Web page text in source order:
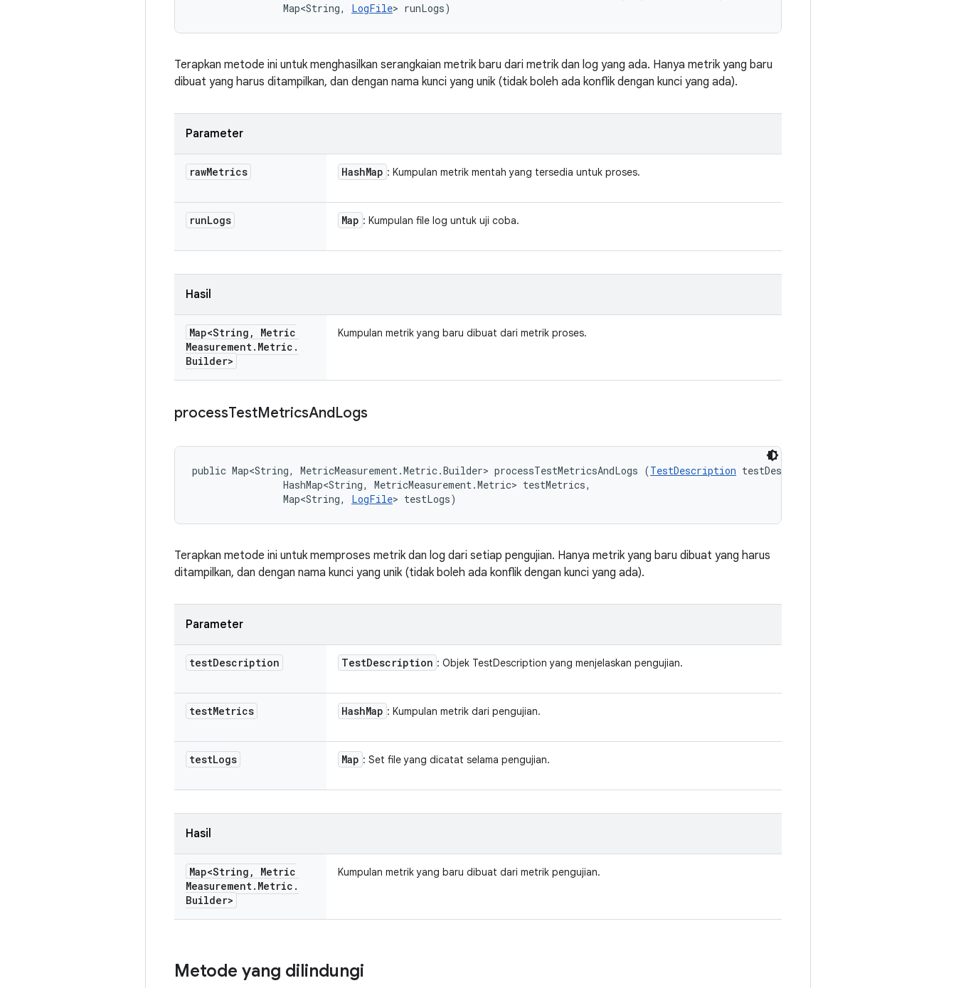
                Map<String,
LogFile> runLogs)
Terapkan metode ini untuk menghasilkan serangkaian metrik baru dari metrik dan log yang ada. Hanya metrik yang baru
dibuat yang harus ditampilkan, dan dengan nama kunci yang unik (tidak boleh ada konflik dengan kunci yang ada).
Parameter
rawMetrics HashMap : Kumpulan metrik mentah yang tersedia untuk proses.
runLogs Map : Kumpulan file log untuk uji coba.
Hasil
Map<String ,
Metric
Measurement. Metric .
Builder>
Kumpulan metrik yang baru dibuat dari metrik proses.
processTestMetricsAndLogs
public Map<String, MetricMeasurement.Metric.Builder> processTestMetricsAndLogs (TestDescription testDescription,
                HashMap<String, MetricMeasurement.Metric> testMetrics,
                Map<String,
LogFile> testLogs)
Terapkan metode ini untuk memproses metrik dan log dari setiap pengujian. Hanya metrik yang baru dibuat yang harus
ditampilkan, dan dengan nama kunci yang unik (tidak boleh ada konflik dengan kunci yang ada).
Parameter
testDescription TestDescription : Objek TestDescription yang menjelaskan pengujian.
testMetrics HashMap : Kumpulan metrik dari pengujian.
testLogs Map : Set file yang dicatat selama pengujian.
Hasil
Map<String ,
Metric
Measurement. Metric .
Builder>
Kumpulan metrik yang baru dibuat dari metrik pengujian.
Metode yang dilindungi